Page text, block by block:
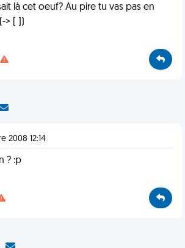
là cet oeuf? Au pire tu vas pas en
[ ])
2008 12:14
? :p